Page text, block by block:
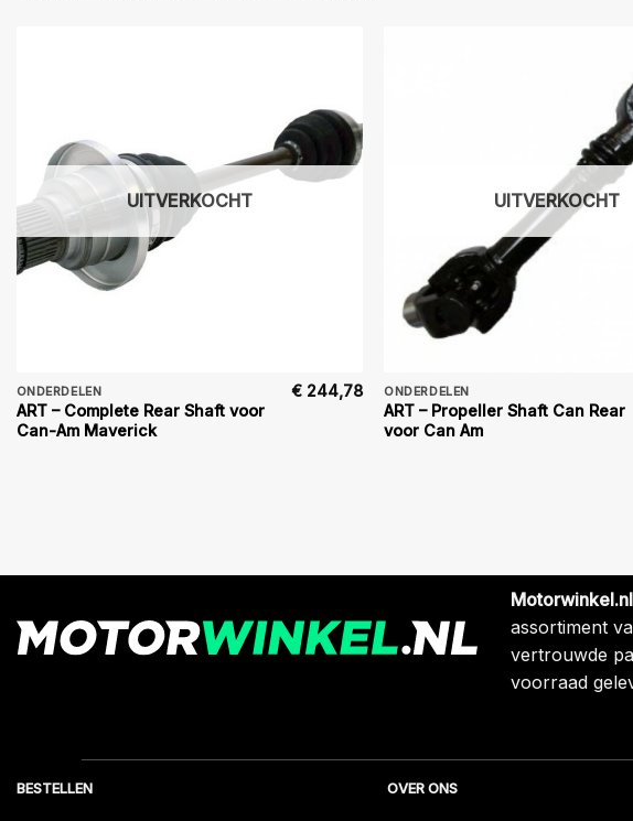
UITVERKOCHT
ONDERDELEN
ART – Complete Rear Shaft voor
Can-Am Maverick
€244,78
UITVERKOCHT
ONDERDELEN
ART – Propeller Shaft Can Rear
voor Can Am
Motorwinkel.nl
assortiment
vertrouwde
voorraad
BESTELLEN OVER ONS